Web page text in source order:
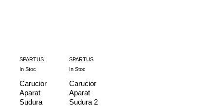
SPARTUS
In Stoc
Carucior
Aparat
Sudura
SPARTUS
In Stoc
Carucior
Aparat
Sudura 2